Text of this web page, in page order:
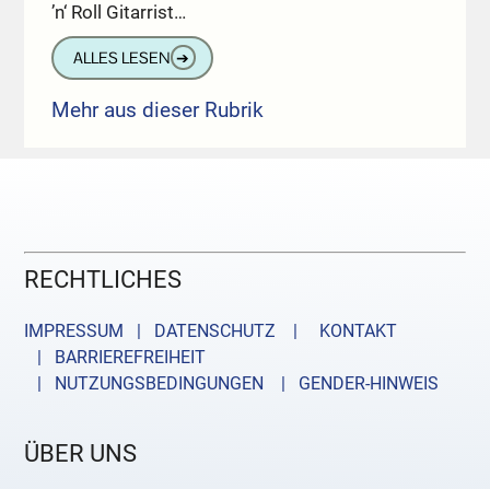
’n‘ Roll Gitarrist…
ALLES LESEN ➔
Mehr aus dieser Rubrik
RECHTLICHES
IMPRESSUM | DATENSCHUTZ |
KONTAKT
| BARRIEREFREIHEIT
| NUTZUNGSBEDINGUNGEN
| GENDER-HINWEIS
ÜBER UNS